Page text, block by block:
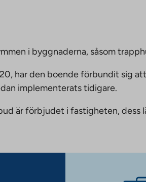
i byggnaderna, såsom
har den boende förbundit sig
implementerats tidigare.
är förbjudet i fastigheten, dess